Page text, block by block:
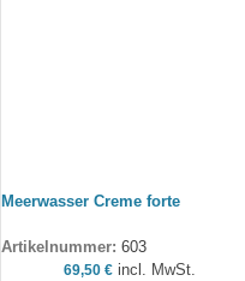
Meerwasser Creme forte
Artikelnummer: 603
69,50 € incl. MwSt.